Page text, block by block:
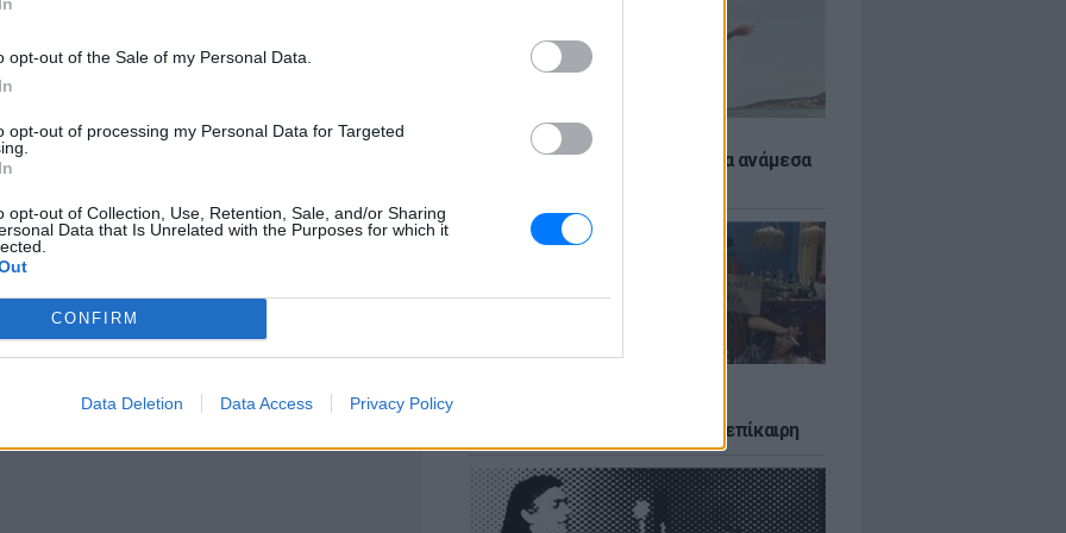
opt-out of the Sale of my Personal Data.
opt-out of processing my Personal Data for Targeted
opt-out of Collection, Use, Retention, Sale, and/or Sharing
Data that Is Unrelated with the Purposes for which it
CONFIRM
Data Deletion Data Access Privacy Policy
Πώς να αποφύγεις το σύγκαμα ανάμεσα
νεοπλουτισμό και παραμένει επίκαιρη
του σπιτιού, ο Διονύσης Μακρής
2 χρόνων και το σπίτι είναι άνω
σπιτιού, βοηθάει πολύ και η γυναίκα